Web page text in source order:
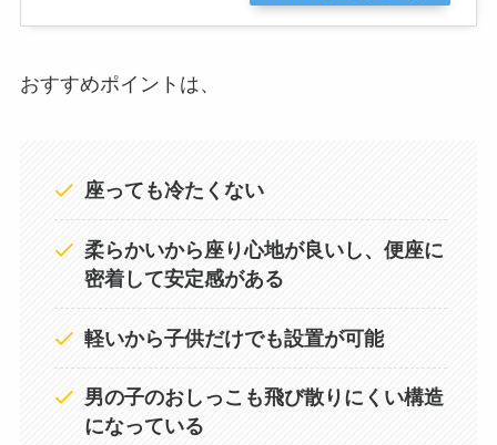
おすすめポイントは、
座っても冷たくない
柔らかいから座り心地が良いし、便座に
密着して安定感がある
軽いから子供だけでも設置が可能
男の子のおしっこも飛び散りにくい構造
になっている